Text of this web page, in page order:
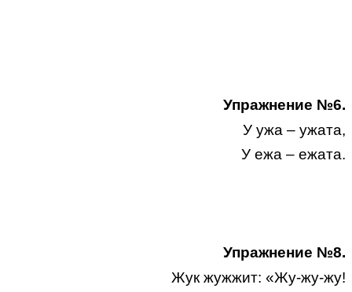
Упражнение №6.
У ужа – ужата,
У ежа – ежата.
Упражнение №8.
Жук жужжит: «Жу-жу-жу!